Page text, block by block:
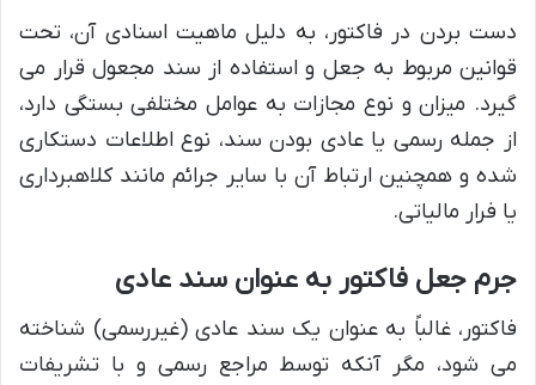
دست بردن در فاکتور، به دلیل ماهیت اسنادی آن، تحت
قوانین مربوط به جعل و استفاده از سند مجعول قرار می
گیرد. میزان و نوع مجازات به عوامل مختلفی بستگی دارد،
از جمله رسمی یا عادی بودن سند، نوع اطلاعات دستکاری
شده و همچنین ارتباط آن با سایر جرائم مانند کلاهبرداری
یا فرار مالیاتی.
جرم جعل فاکتور به عنوان سند عادی
فاکتور، غالباً به عنوان یک سند عادی (غیررسمی) شناخته
می شود، مگر آنکه توسط مراجع رسمی و با تشریفات